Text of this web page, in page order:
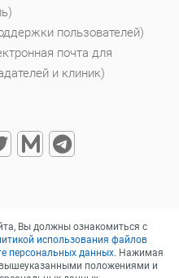
пользователей)
почта для
и клиник)
Вы должны ознакомиться с
использования файлов
персональных данных. Нажимая
вышеуказанными положениями и